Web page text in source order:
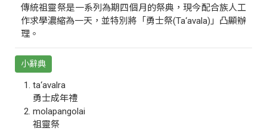
傳統祖靈祭是一系列為期四個月的祭典，現今配合族人工
作求學濃縮為一天，並特別將「勇士祭(Ta‘avala)」凸顯辦
理。
小辭典
ta‘avalra
勇士成年禮
molapangolai
祖靈祭